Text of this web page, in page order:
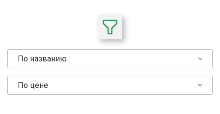
По названию
По цене